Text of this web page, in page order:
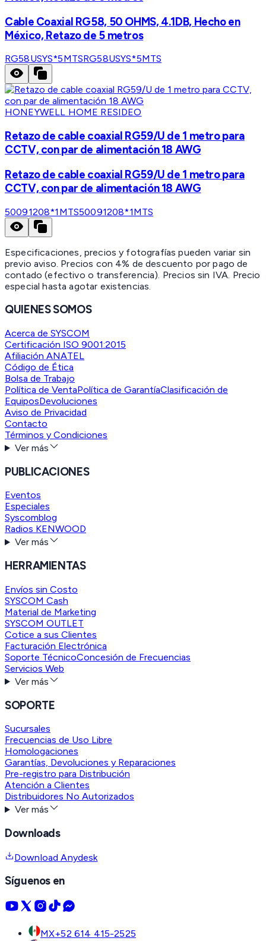
Cable Coaxial RG58, 50 OHMS, 4.1DB, Hecho en
México, Retazo de 5 metros
RG58USYS*5MTSRG58USYS*5MTS
HONEYWELL HOME RESIDEO
Retazo de cable coaxial RG59/U de 1 metro para
CCTV, con par de alimentación 18 AWG
Retazo de cable coaxial RG59/U de 1 metro para
CCTV, con par de alimentación 18 AWG
50091208*1MTS50091208*1MTS
Especificaciones, precios y fotografías pueden variar sin
previo aviso. Precios con 4% de descuento por pago de
contado (efectivo o transferencia). Precios sin IVA. Precio
especial hasta agotar existencias.
QUIENES SOMOS
Acerca de SYSCOM
Certificación ISO 9001:2015
Afiliación ANATEL
Código de Ética
Bolsa de Trabajo
Política de VentaPolítica de GarantíaClasificación de
EquiposDevoluciones
Aviso de Privacidad
Contacto
Términos y Condiciones
Ver más
PUBLICACIONES
Eventos
Especiales
Syscomblog
Radios KENWOOD
Ver más
HERRAMIENTAS
Envíos sin Costo
SYSCOM Cash
Material de Marketing
SYSCOM OUTLET
Cotice a sus Clientes
Facturación Electrónica
Soporte TécnicoConcesión de Frecuencias
Servicios Web
Ver más
SOPORTE
Sucursales
Frecuencias de Uso Libre
Homologaciones
Garantías, Devoluciones y Reparaciones
Pre-registro para Distribución
Atención a Clientes
Distribuidores No Autorizados
Ver más
Downloads
Download Anydesk
Síguenos en
MX+52 614 415-2525